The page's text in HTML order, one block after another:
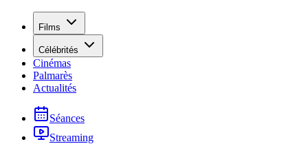
Films
Célébrités
Cinémas
Palmarès
Actualités
Séances
Streaming